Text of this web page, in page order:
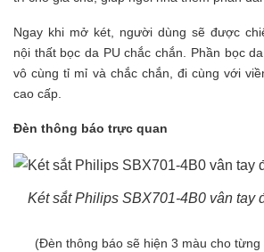
Ngay khi mở két, người dùng sẽ được
nội thất bọc da PU chắc chắn. Phần bọc
vô cùng tỉ mỉ và chắc chắn, đi cùng với
cao cấp.
Đèn thông báo trực quan
Két sắt Philips SBX701-4B0 vân tay
(Đèn thông báo sẽ hiện 3 màu cho